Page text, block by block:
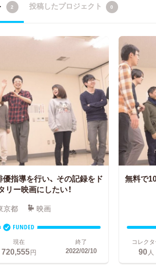
2 投稿したプロジェクト 0
指導を行い、 その記録をド
リー映画にしたい！
京都 映画
FUNDED
現在
720,555円
終了
2022/02/10
無料で
コレク
90人